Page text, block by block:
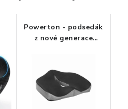
a vrácení
Showroom
návody
Kontakty
Powerton - podsedák
z nové generace